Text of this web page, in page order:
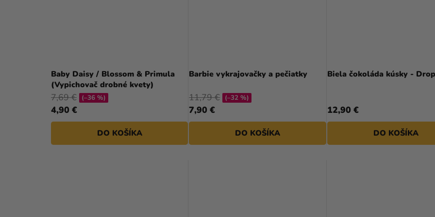
Baby Daisy / Blossom & Primula
(Vypichovač drobné kvety)
4,90 €
7,69 € (–36 %)
DO KOŠÍKA
Barbie vykrajovačky a pečiatky
7,90 €
11,79 € (–32 %)
DO KOŠÍKA
Biela čokoláda kúsky -
12,90 €
DO KOŠÍKA